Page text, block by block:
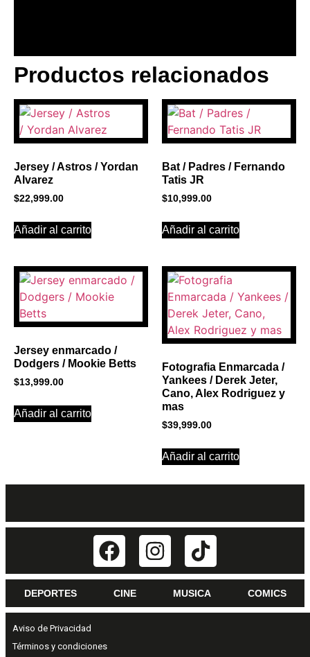
BANNER CON
PROMOCIONES 1
Click Here
Productos relacionados
Jersey / Astros / Yordan
Alvarez
$22,999.00
Añadir al carrito
Bat / Padres / Fernando
Tatis JR
$10,999.00
Añadir al carrito
Jersey enmarcado /
Dodgers / Mookie Betts
$13,999.00
Añadir al carrito
Fotografia Enmarcada /
Yankees / Derek Jeter,
Cano, Alex Rodriguez y
mas
$39,999.00
Añadir al carrito
DEPORTES CINE MUSICA COMICS
Aviso de Privacidad
Términos y condiciones